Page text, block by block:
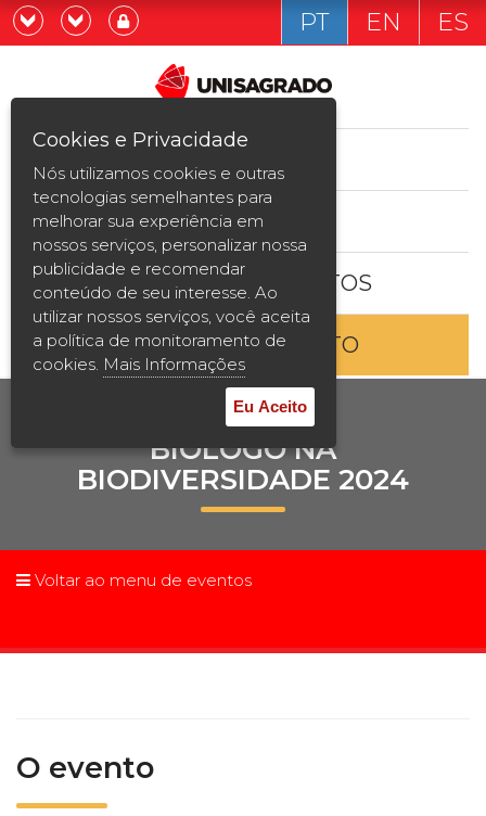
Graduação
Pós-graduação e MBA
Curta Duração
Vestibular
2ª Graduação
Transferência
Reingresso
Prouni
Desconto de pontualidade
Já sou estudande
Quero ser estudante
PT EN ES
ESTUDE AQUI
BOLSAS E DESCONTOS
ENTRE EM CONTATO
BIÓLOGO NA
BIODIVERSIDADE 2024
Voltar ao menu de eventos
O evento
Cookies e Privacidade
Nós utilizamos cookies e outras
tecnologias semelhantes para
melhorar sua experiência em
nossos serviços, personalizar nossa
publicidade e recomendar
conteúdo de seu interesse. Ao
utilizar nossos serviços, você aceita
a política de monitoramento de
cookies. Mais Informações
Eu Aceito